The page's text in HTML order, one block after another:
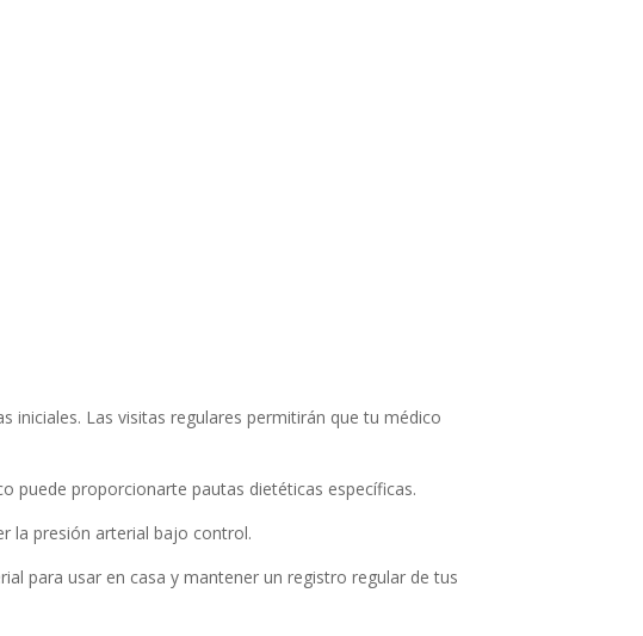
iniciales. Las visitas regulares permitirán que tu médico
puede proporcionarte pautas dietéticas específicas.
la presión arterial bajo control.
para usar en casa y mantener un registro regular de tus